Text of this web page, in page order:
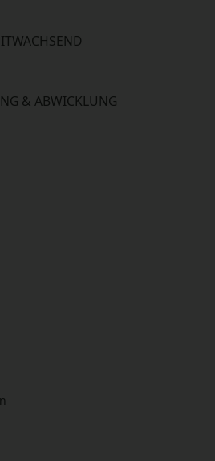
& ABWICKLUNG